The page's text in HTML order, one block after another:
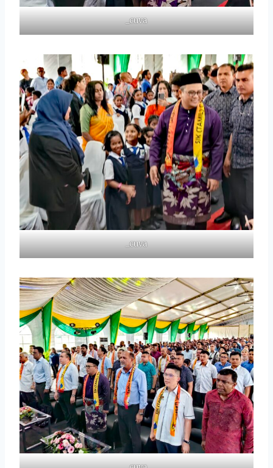
_cuva
_cuva